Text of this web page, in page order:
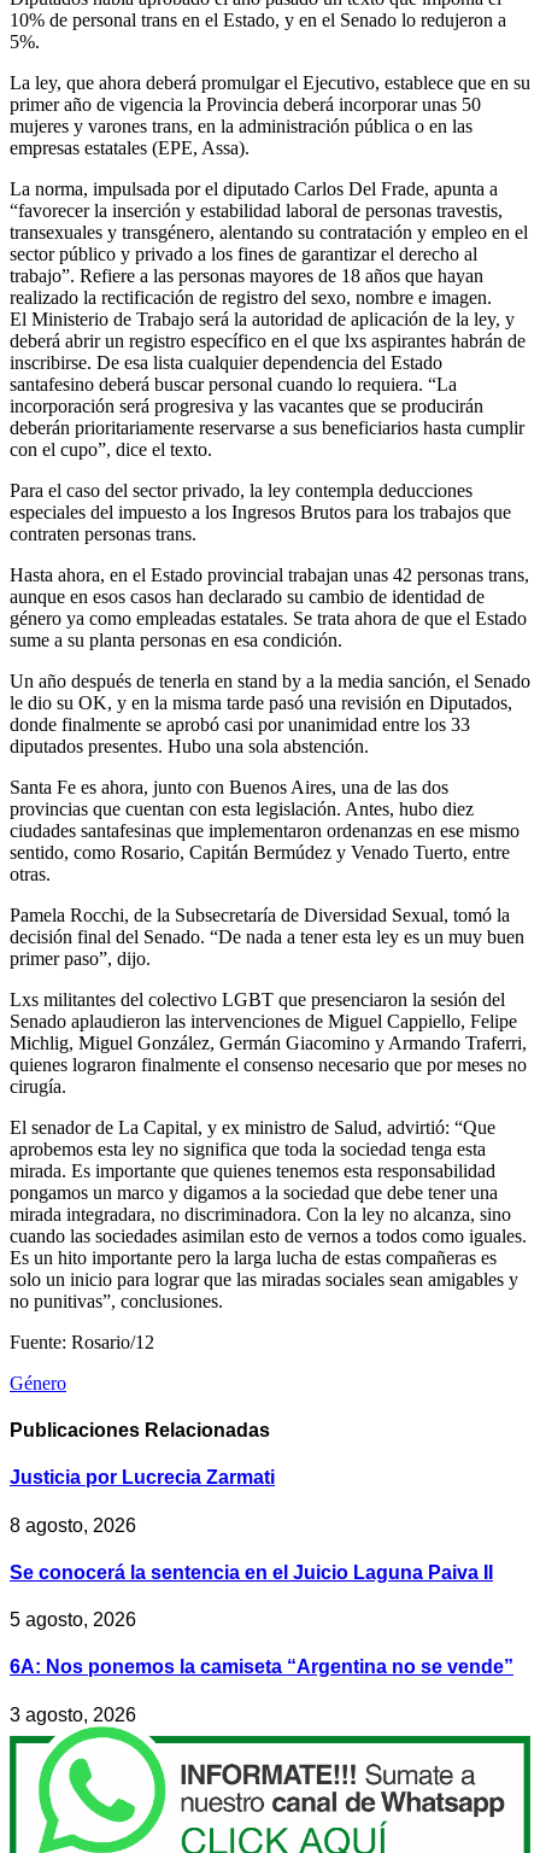
10% de personal trans en el Estado, y en el Senado lo redujeron a
5%.
La ley, que ahora deberá promulgar el Ejecutivo, establece que en su
primer año de vigencia la Provincia deberá incorporar unas 50
mujeres y varones trans, en la administración pública o en las
empresas estatales (EPE, Assa).
La norma, impulsada por el diputado Carlos Del Frade, apunta a
“favorecer la inserción y estabilidad laboral de personas travestis,
transexuales y transgénero, alentando su contratación y empleo en el
sector público y privado a los fines de garantizar el derecho al
trabajo”. Refiere a las personas mayores de 18 años que hayan
realizado la rectificación de registro del sexo, nombre e imagen.
El Ministerio de Trabajo será la autoridad de aplicación de la ley, y
deberá abrir un registro específico en el que lxs aspirantes habrán de
inscribirse. De esa lista cualquier dependencia del Estado
santafesino deberá buscar personal cuando lo requiera. “La
incorporación será progresiva y las vacantes que se producirán
deberán prioritariamente reservarse a sus beneficiarios hasta cumplir
con el cupo”, dice el texto.
Para el caso del sector privado, la ley contempla deducciones
especiales del impuesto a los Ingresos Brutos para los trabajos que
contraten personas trans.
Hasta ahora, en el Estado provincial trabajan unas 42 personas trans,
aunque en esos casos han declarado su cambio de identidad de
género ya como empleadas estatales. Se trata ahora de que el Estado
sume a su planta personas en esa condición.
Un año después de tenerla en stand by a la media sanción, el Senado
le dio su OK, y en la misma tarde pasó una revisión en Diputados,
donde finalmente se aprobó casi por unanimidad entre los 33
diputados presentes. Hubo una sola abstención.
Santa Fe es ahora, junto con Buenos Aires, una de las dos
provincias que cuentan con esta legislación. Antes, hubo diez
ciudades santafesinas que implementaron ordenanzas en ese mismo
sentido, como Rosario, Capitán Bermúdez y Venado Tuerto, entre
otras.
Pamela Rocchi, de la Subsecretaría de Diversidad Sexual, tomó la
decisión final del Senado. “De nada a tener esta ley es un muy buen
primer paso”, dijo.
Lxs militantes del colectivo LGBT que presenciaron la sesión del
Senado aplaudieron las intervenciones de Miguel Cappiello, Felipe
Michlig, Miguel González, Germán Giacomino y Armando Traferri,
quienes lograron finalmente el consenso necesario que por meses no
cirugía.
El senador de La Capital, y ex ministro de Salud, advirtió: “Que
aprobemos esta ley no significa que toda la sociedad tenga esta
mirada. Es importante que quienes tenemos esta responsabilidad
pongamos un marco y digamos a la sociedad que debe tener una
mirada integradara, no discriminadora. Con la ley no alcanza, sino
cuando las sociedades asimilan esto de vernos a todos como iguales.
Es un hito importante pero la larga lucha de estas compañeras es
solo un inicio para lograr que las miradas sociales sean amigables y
no punitivas”, conclusiones.
Fuente: Rosario/12
Género
Publicaciones Relacionadas
Justicia por Lucrecia Zarmati
8 agosto, 2026
Se conocerá la sentencia en el Juicio Laguna Paiva II
5 agosto, 2026
6A: Nos ponemos la camiseta “Argentina no se vende”
3 agosto, 2026